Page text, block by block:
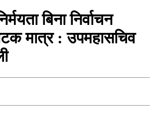
बिना निर्वाचन
मात्र : उपमहासचिव